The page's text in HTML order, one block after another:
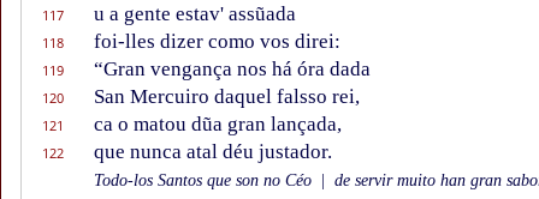
117 u a gente estav' assũada
118 foi-lles dizer como vos direi:
119 “Gran vengança nos há óra dada
120 San Mercuiro daquel falsso rei,
121 ca o matou dũa gran lançada,
122 que nunca atal déu justador.
Todo-los Santos que son no Céo de servir muito han gran